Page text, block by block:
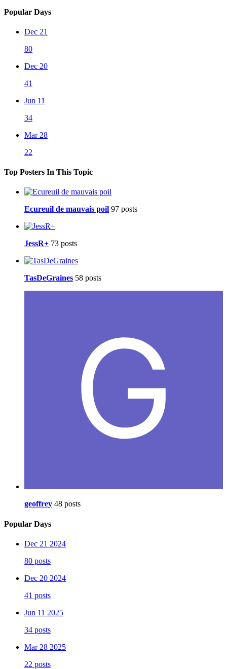
Popular Days
Dec 21
80
Dec 20
41
Jun 11
34
Mar 28
22
Top Posters In This Topic
Ecureuil de mauvais poil 97 posts
JessR+ 73 posts
TasDeGraines 58 posts
geoffrey 48 posts
Popular Days
Dec 21 2024
80 posts
Dec 20 2024
41 posts
Jun 11 2025
34 posts
Mar 28 2025
22 posts